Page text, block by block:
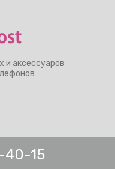
и аксессуаров
40-15